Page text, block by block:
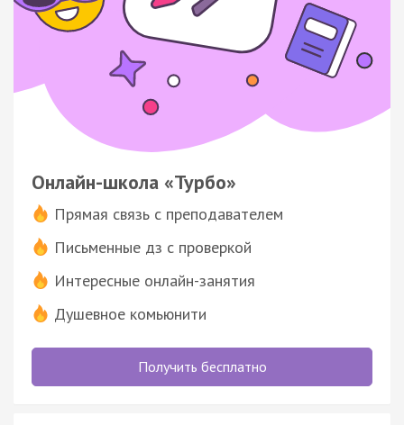
Онлайн-школа «Турбо»
Прямая связь с преподавателем
Письменные дз с проверкой
Интересные онлайн-занятия
Душевное комьюнити
Получить бесплатно